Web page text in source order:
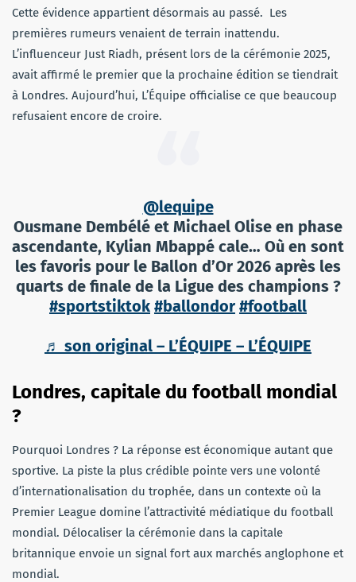
Cette évidence appartient désormais au passé. Les
premières rumeurs venaient de terrain inattendu.
L’influenceur Just Riadh, présent lors de la cérémonie 2025,
avait affirmé le premier que la prochaine édition se tiendrait
à Londres. Aujourd’hui, L’Équipe officialise ce que beaucoup
refusaient encore de croire.
@lequipe
Ousmane Dembélé et Michael Olise en phase
ascendante, Kylian Mbappé cale… Où en sont
les favoris pour le Ballon d’Or 2026 après les
quarts de finale de la Ligue des champions ?
#sportstiktok #ballondor #football
♬ son original – L’ÉQUIPE – L’ÉQUIPE
Londres, capitale du football mondial
?
Pourquoi Londres ? La réponse est économique autant que
sportive. La piste la plus crédible pointe vers une volonté
d’internationalisation du trophée, dans un contexte où la
Premier League domine l’attractivité médiatique du football
mondial. Délocaliser la cérémonie dans la capitale
britannique envoie un signal fort aux marchés anglophone et
mondial.